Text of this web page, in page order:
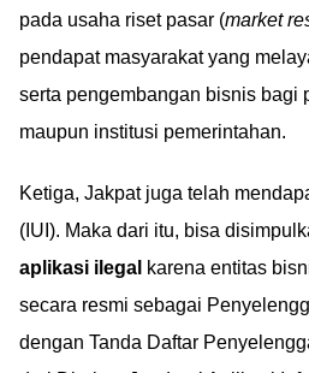
pada usaha riset pasar (market
pendapat masyarakat yang
serta pengembangan bisnis bagi
maupun institusi pemerintahan.
Ketiga, Jakpat juga telah
(IUI). Maka dari itu, bisa
aplikasi ilegal karena entitas
secara resmi sebagai
dengan Tanda Daftar